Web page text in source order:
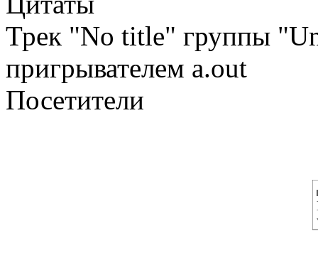
Трек "No title" группы
пригрывателем a.out
Посетители